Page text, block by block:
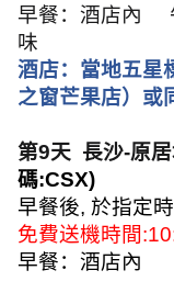
早餐：酒店內
味
酒店：當地五星
之窗芒果店）或
第9天 長沙-原
碼:CSX)
早餐後, 於指定
免費送機時間
早餐：酒店內